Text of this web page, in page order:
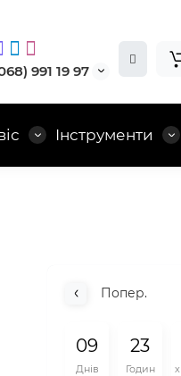
991 19 97
Інструменти
Попер.
09
Днів
23
Годин